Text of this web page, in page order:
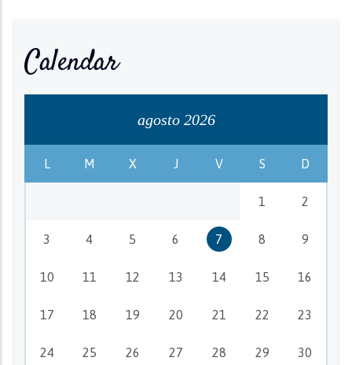
Calendar
agosto 2026
L M X J V S D
1 2
3 4 5 6 7 8 9
10 11 12 13 14 15 16
17 18 19 20 21 22 23
24 25 26 27 28 29 30